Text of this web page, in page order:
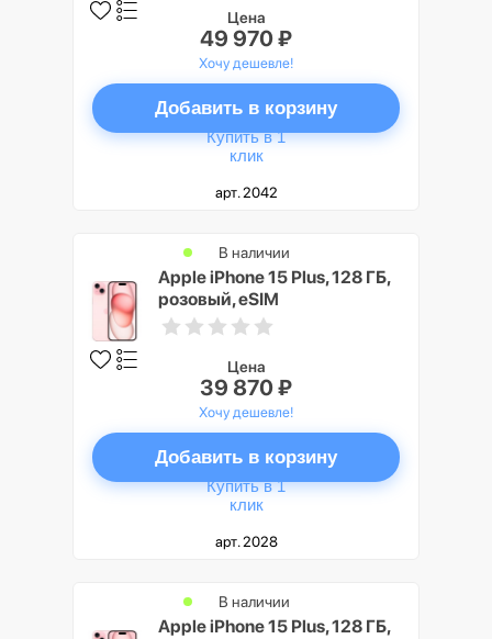
Цена
49 970 ₽
Хочу дешевле!
Добавить в корзину
Купить в 1
клик
арт. 2042
Apple iPhone 15 Plus, 128 ГБ,
розовый, eSIM
В наличии
Цена
39 870 ₽
Хочу дешевле!
Добавить в корзину
Купить в 1
клик
арт. 2028
Apple iPhone 15 Plus, 128 ГБ,
В наличии